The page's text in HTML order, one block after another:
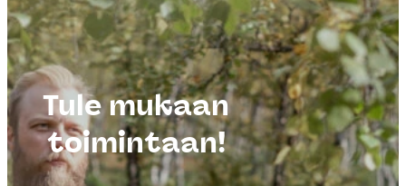
Tule mukaan
toimintaan!